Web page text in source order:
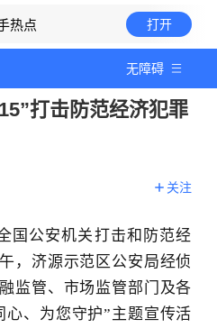
热点 打开
无障碍
打击防范经济犯罪
关注
国公安机关打击和防范经
，济源示范区公安局经侦
监管、市场监管部门及各
心、为您守护”主题宣传活